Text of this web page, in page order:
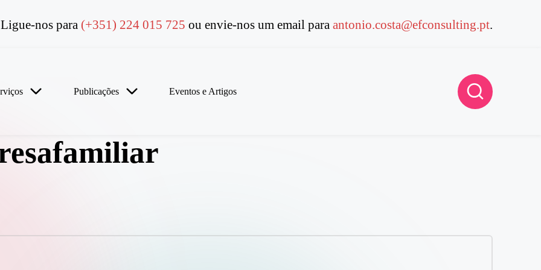
Ligue-nos para (+351) 224 015 725 ou envie-nos um email para antonio.costa@efconsulting.pt
Publicações Eventos e Artigos